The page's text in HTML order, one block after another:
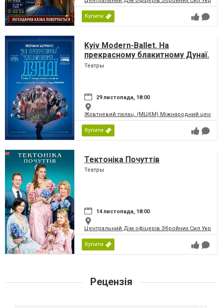
Купити
Kyiv Modern-Ballet. На
прекрасному блакитному Дунаї.
Раду Поклітару
Театры
29 листопада, 18:00
Жовтневий палац, (МЦКМ) Міжнародний центр
Купити
Тектоніка Почуттів
Театры
14 листопада, 18:00
Центральний Дім офіцерів Збройних Сил
Купити
Рецензія